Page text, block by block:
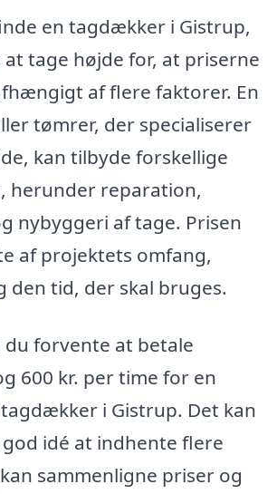
en tagdækker i Gistrup,
tage højde for, at priserne
af flere faktorer. En
tømrer, der specialiserer
kan tilbyde forskellige
herunder reparation,
nybyggeri af tage. Prisen
af projektets omfang,
den tid, der skal bruges.
du forvente at betale
600 kr. per time for en
i Gistrup. Det kan
idé at indhente flere
sammenligne priser og